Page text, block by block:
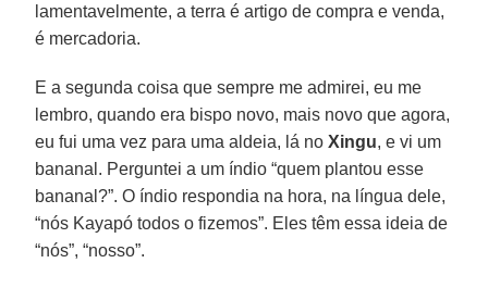
lamentavelmente, a terra é artigo de compra e venda,
é mercadoria.
E a segunda coisa que sempre me admirei, eu me
lembro, quando era bispo novo, mais novo que agora,
eu fui uma vez para uma aldeia, lá noXingu, e vi um
bananal. Perguntei a um índio “quem plantou esse
bananal?”. O índio respondia na hora, na língua dele,
“nós Kayapó todos o fizemos”. Eles têm essa ideia de
“nós”, “nosso”.